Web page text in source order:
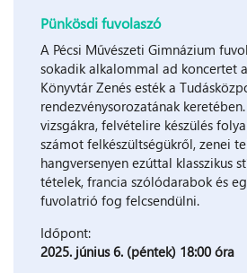
Pünkösdi fuvolaszó
A Pécsi Művészeti Gimnázium
sokadik alkalommal ad koncertet
Könyvtár Zenés esték a
rendezvénysorozatának
vizsgákra, felvételire készülés
számot felkészültségükről, zenei
hangversenyen ezúttal klasszikus
tételek, francia szólódarabok és
fuvolatrió fog felcsendülni.
Időpont:
2025. június 6. (péntek) 18:00 óra